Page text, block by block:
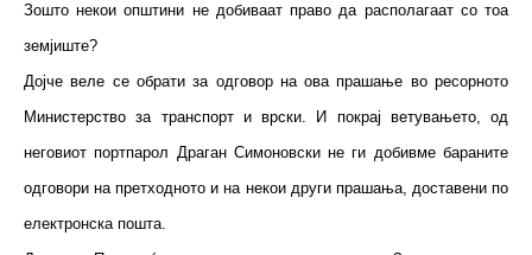
Зошто некои општини не добиваат право да располагаат со тоа
земјиште?
Дојче веле се обрати за одговор на ова прашање во ресорното
Министерство за транспорт и врски. И покрај ветувањето, од
неговиот портпарол Драган Симоновски не ги добивме бараните
одговори на претходното и на некои други прашања, доставени по
електронска пошта.